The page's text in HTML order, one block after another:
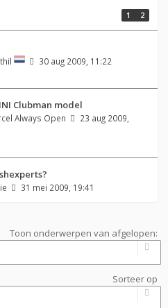
1 2
30 aug 2009, 11:22
Clubman model
Always Open
23 aug 2009,
31 mei 2009, 19:41
Toon onderwerpen van afgelopen:
Sorteer op